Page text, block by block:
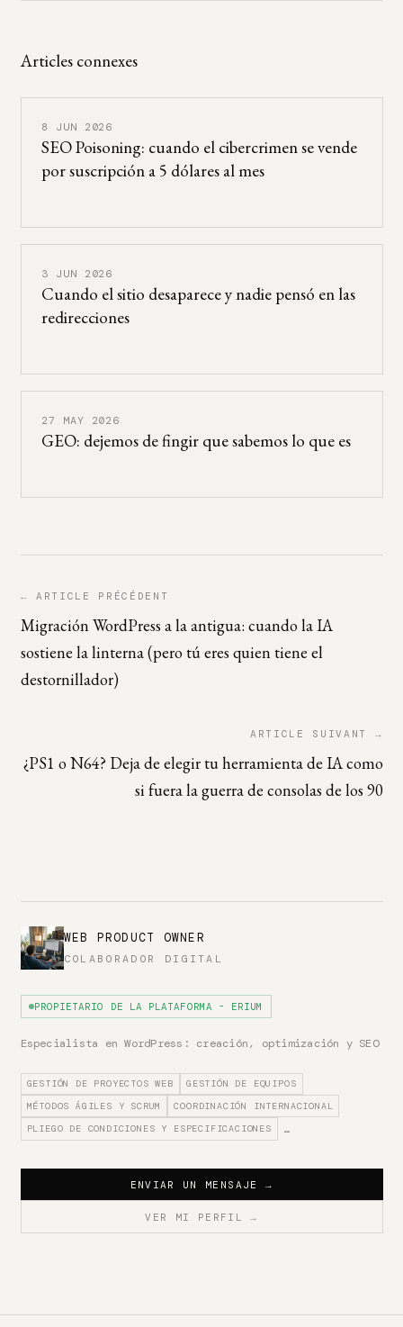
Articles connexes
8 JUN 2026
SEO Poisoning: cuando el cibercrimen se vende
por suscripción a 5 dólares al mes
3 JUN 2026
Cuando el sitio desaparece y nadie pensó en las
redirecciones
27 MAY 2026
GEO: dejemos de fingir que sabemos lo que es
← ARTICLE PRÉCÉDENT
Migración WordPress a la antigua: cuando la IA
sostiene la linterna (pero tú eres quien tiene el
destornillador)
ARTICLE SUIVANT →
¿PS1 o N64? Deja de elegir tu herramienta de IA como
si fuera la guerra de consolas de los 90
WEB PRODUCT OWNER
COLABORADOR DIGITAL
PROPIETARIO DE LA PLATAFORMA - ERIUM
Especialista en WordPress: creación, optimización y SEO
GESTIÓN DE PROYECTOS WEB
GESTIÓN DE EQUIPOS
MÉTODOS ÁGILES Y SCRUM
COORDINACIÓN INTERNACIONAL
PLIEGO DE CONDICIONES Y ESPECIFICACIONES
…
ENVIAR UN MENSAJE →
VER MI PERFIL→